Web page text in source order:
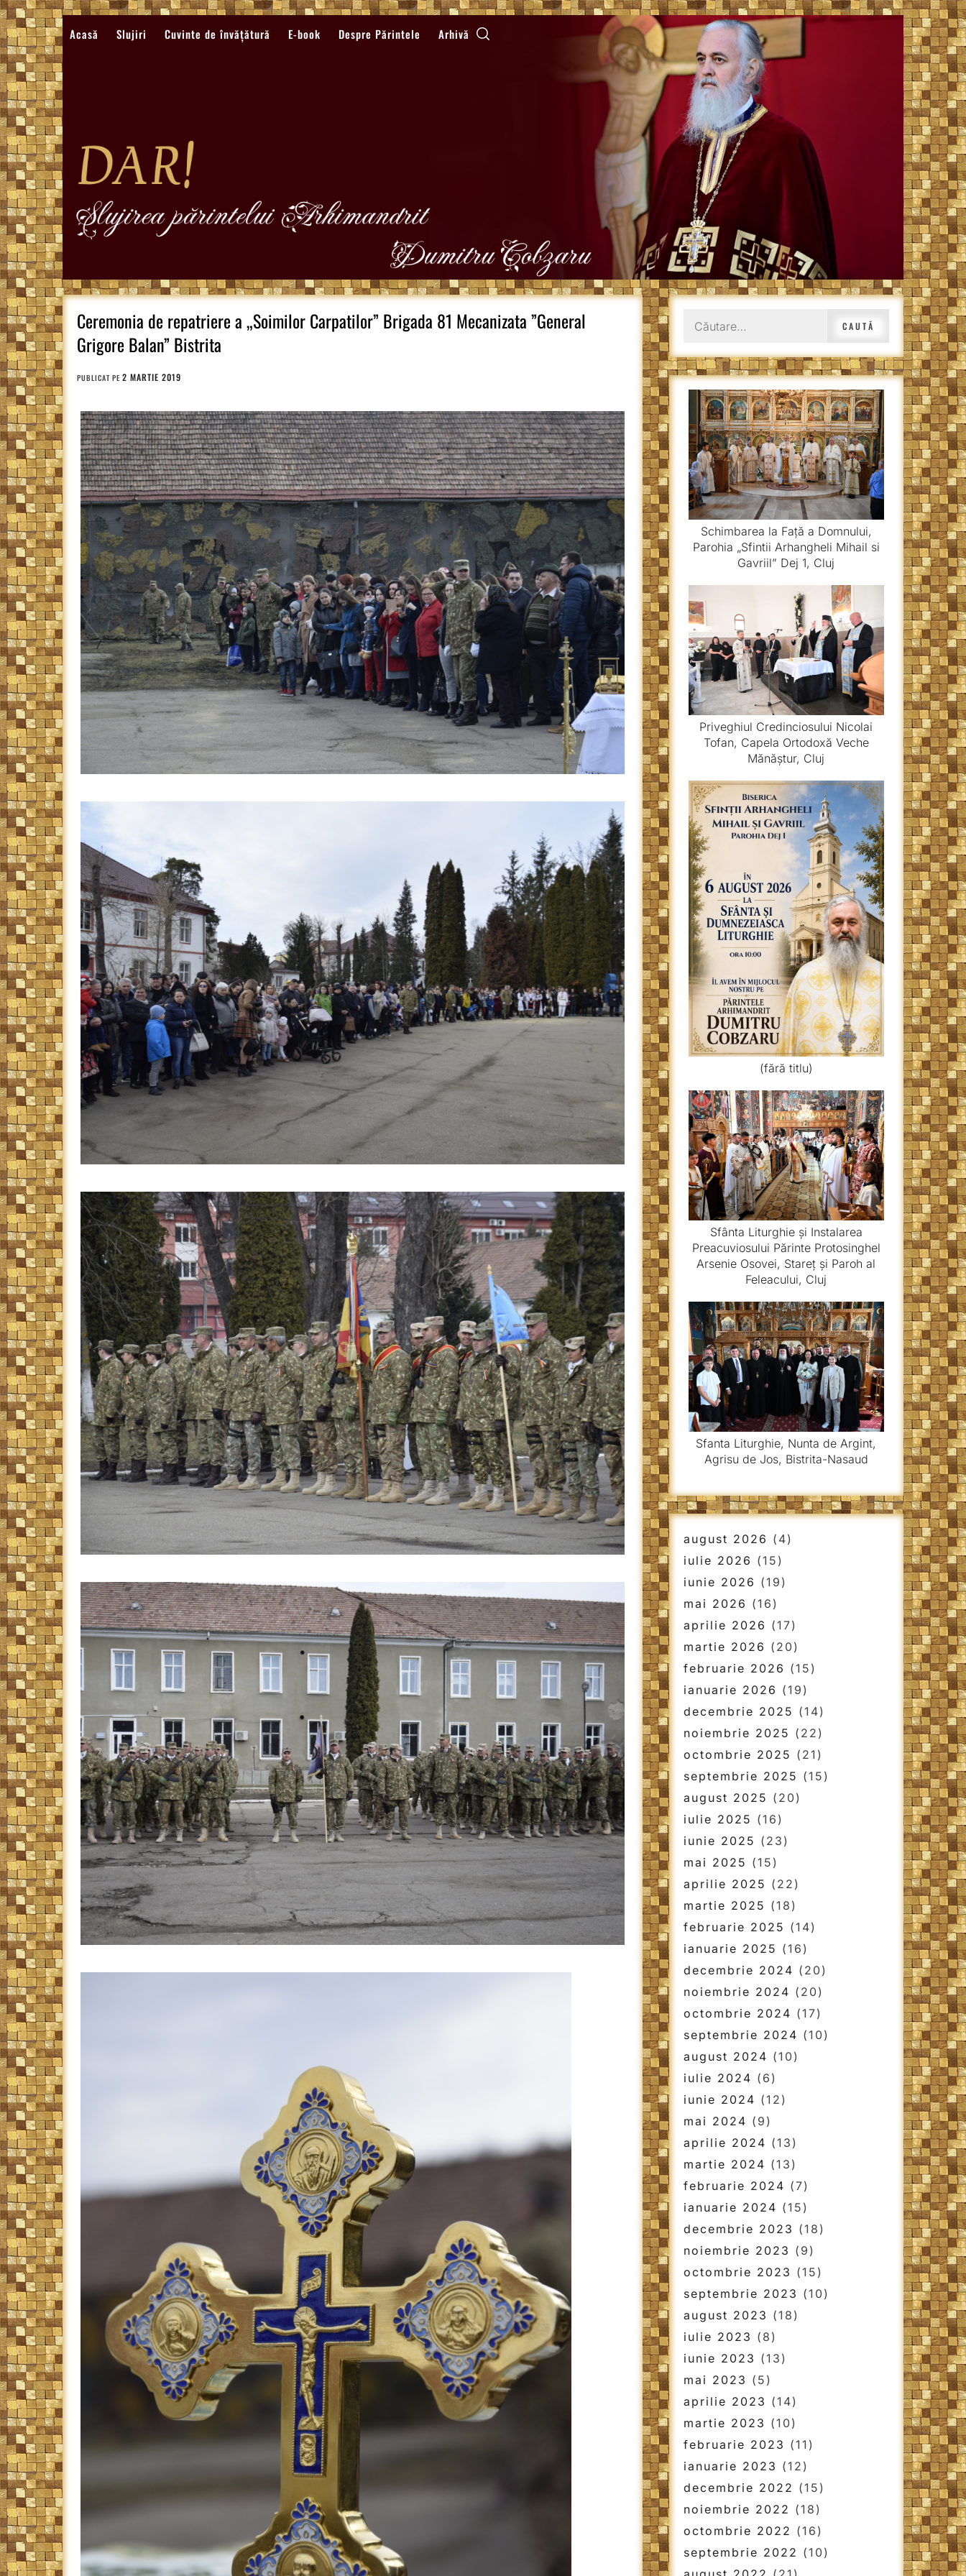
Sari
la
conținut
Acasă Slujiri Cuvinte de învățătură E-book Despre Părintele Arhivă
Ceremonia de repatriere a „Soimilor Carpatilor” Brigada 81 Mecanizata ”General
Grigore Balan” Bistrita
PUBLICAT PE 2 MARTIE 2019
după:
Schimbarea la Față a Domnului,
Parohia „Sfintii Arhangheli Mihail si
Gavriil” Dej 1, Cluj
Priveghiul Credinciosului Nicolai
Tofan, Capela Ortodoxă Veche
Mănăștur, Cluj
(fără titlu)
Sfânta Liturghie și Instalarea
Preacuviosului Părinte Protosinghel
Arsenie Osovei, Stareț și Paroh al
Feleacului, Cluj
Sfanta Liturghie, Nunta de Argint,
Agrisu de Jos, Bistrita-Nasaud
august 2026 (4)
iulie 2026 (15)
iunie 2026 (19)
mai 2026 (16)
aprilie 2026 (17)
martie 2026 (20)
februarie 2026 (15)
ianuarie 2026 (19)
decembrie 2025 (14)
noiembrie 2025 (22)
octombrie 2025 (21)
septembrie 2025 (15)
august 2025 (20)
iulie 2025 (16)
iunie 2025 (23)
mai 2025 (15)
aprilie 2025 (22)
martie 2025 (18)
februarie 2025 (14)
ianuarie 2025 (16)
decembrie 2024 (20)
noiembrie 2024 (20)
octombrie 2024 (17)
septembrie 2024 (10)
august 2024 (10)
iulie 2024 (6)
iunie 2024 (12)
mai 2024 (9)
aprilie 2024 (13)
martie 2024 (13)
februarie 2024 (7)
ianuarie 2024 (15)
decembrie 2023 (18)
noiembrie 2023 (9)
octombrie 2023 (15)
septembrie 2023 (10)
august 2023 (18)
iulie 2023 (8)
iunie 2023 (13)
mai 2023 (5)
aprilie 2023 (14)
martie 2023 (10)
februarie 2023 (11)
ianuarie 2023 (12)
decembrie 2022 (15)
noiembrie 2022 (18)
octombrie 2022 (16)
septembrie 2022 (10)